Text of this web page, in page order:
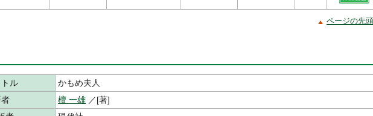
ページの先
トル
かもめ夫人
檀 一雄 ／[著]